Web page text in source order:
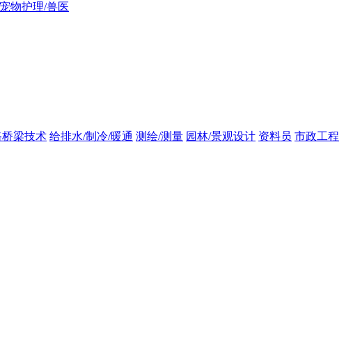
宠物护理/兽医
梁技术 给排水/制冷/暖通 测绘/测量 园林/景观设计 资料员 市政工程